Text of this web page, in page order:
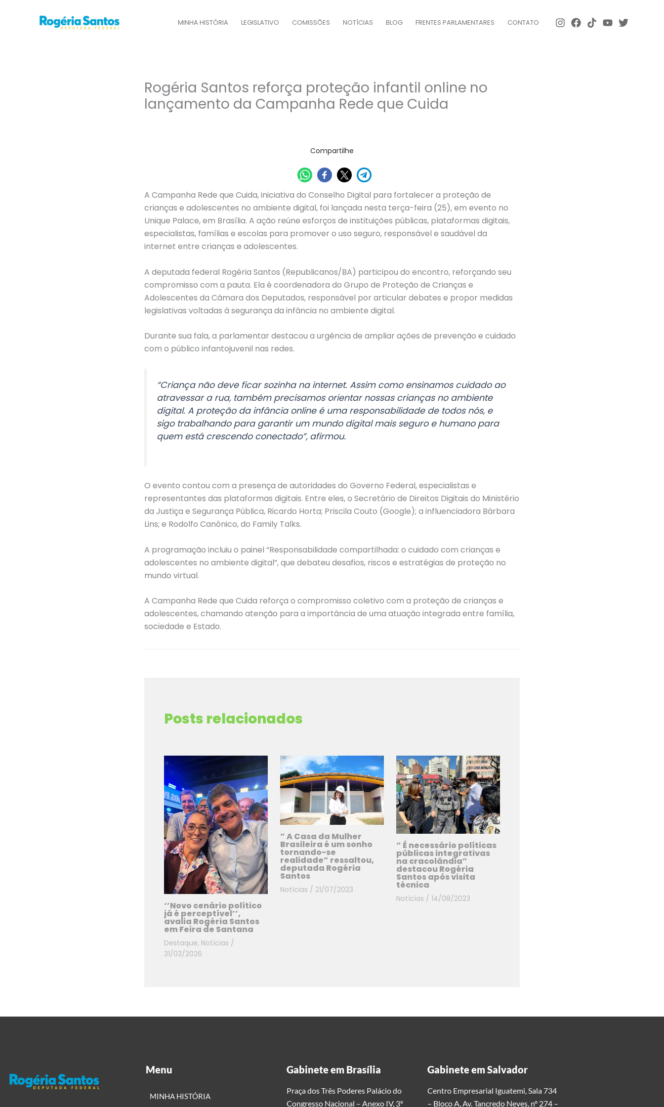
MINHA HISTÓRIA LEGISLATIVO COMISSÕES NOTÍCIAS BLOG FRENTES PARLAMENTARES CONTATO
Rogéria Santos reforça proteção infantil online no
lançamento da Campanha Rede que Cuida
Compartilhe
A Campanha Rede que Cuida, iniciativa do Conselho Digital para fortalecer a proteção de
crianças e adolescentes no ambiente digital, foi lançada nesta terça-feira (25), em evento no
Unique Palace, em Brasília. A ação reúne esforços de instituições públicas, plataformas digitais,
especialistas, famílias e escolas para promover o uso seguro, responsável e saudável da
internet entre crianças e adolescentes.
A deputada federal Rogéria Santos (Republicanos/BA) participou do encontro, reforçando seu
compromisso com a pauta. Ela é coordenadora do Grupo de Proteção de Crianças e
Adolescentes da Câmara dos Deputados, responsável por articular debates e propor medidas
legislativas voltadas à segurança da infância no ambiente digital.
Durante sua fala, a parlamentar destacou a urgência de ampliar ações de prevenção e cuidado
com o público infantojuvenil nas redes.
“Criança não deve ficar sozinha na internet. Assim como ensinamos cuidado ao
atravessar a rua, também precisamos orientar nossas crianças no ambiente
digital. A proteção da infância online é uma responsabilidade de todos nós, e
sigo trabalhando para garantir um mundo digital mais seguro e humano para
quem está crescendo conectado”, afirmou.
O evento contou com a presença de autoridades do Governo Federal, especialistas e
representantes das plataformas digitais. Entre eles, o Secretário de Direitos Digitais do Ministério
da Justiça e Segurança Pública, Ricardo Horta; Priscila Couto (Google); a influenciadora Bárbara
Lins; e Rodolfo Canônico, do Family Talks.
A programação incluiu o painel “Responsabilidade compartilhada: o cuidado com crianças e
adolescentes no ambiente digital”, que debateu desafios, riscos e estratégias de proteção no
mundo virtual.
A Campanha Rede que Cuida reforça o compromisso coletivo com a proteção de crianças e
adolescentes, chamando atenção para a importância de uma atuação integrada entre família,
sociedade e Estado.
Posts relacionados
‘’Novo cenário político
já é perceptível’’,
avalia Rogéria Santos
em Feira de Santana
Destaque, Notícias /
31/03/2026
” A Casa da Mulher
Brasileira é um sonho
tornando-se
realidade” ressaltou,
deputada Rogéria
Santos
Notícias / 21/07/2023
” É necessário políticas
públicas integrativas
na cracolândia”
destacou Rogéria
Santos após visita
técnica
Notícias / 14/08/2023
Menu
MINHA HISTÓRIA
Gabinete em Brasília
Praça dos Três Poderes Palácio do
Congresso Nacional – Anexo IV, 3º
Gabinete em Salvador
Centro Empresarial Iguatemi, Sala 734
– Bloco A, Av. Tancredo Neves, n° 274 –